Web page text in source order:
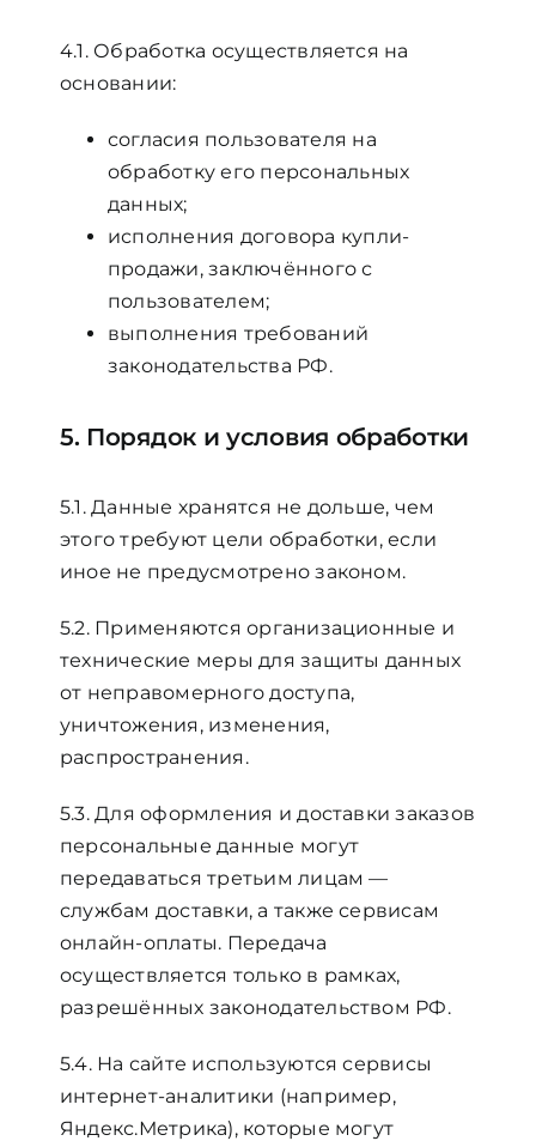
4.1. Обработка осуществляется на
основании:
согласия пользователя на
обработку его персональных
данных;
исполнения договора купли-
продажи, заключённого с
пользователем;
выполнения требований
законодательства РФ.
5. Порядок и условия обработки
5.1. Данные хранятся не дольше, чем
этого требуют цели обработки, если
иное не предусмотрено законом.
5.2. Применяются организационные и
технические меры для защиты данных
от неправомерного доступа,
уничтожения, изменения,
распространения.
5.3. Для оформления и доставки заказов
персональные данные могут
передаваться третьим лицам —
службам доставки, а также сервисам
онлайн-оплаты. Передача
осуществляется только в рамках,
разрешённых законодательством РФ.
5.4. На сайте используются сервисы
интернет-аналитики (например,
Яндекс.Метрика), которые могут